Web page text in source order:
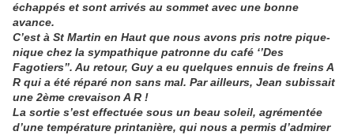
échappés et sont arrivés au sommet avec une bonne
avance.
C’est à St Martin en Haut que nous avons pris notre pique-
nique chez la sympathique patronne du café ‘’Des
Fagotiers’’. Au retour, Guy a eu quelques ennuis de freins A
R qui a été réparé non sans mal. Par ailleurs, Jean subissait
une 2ème crevaison A R !
La sortie s’est effectuée sous un beau soleil, agrémentée
d’une température printanière, qui nous a permis d’admirer